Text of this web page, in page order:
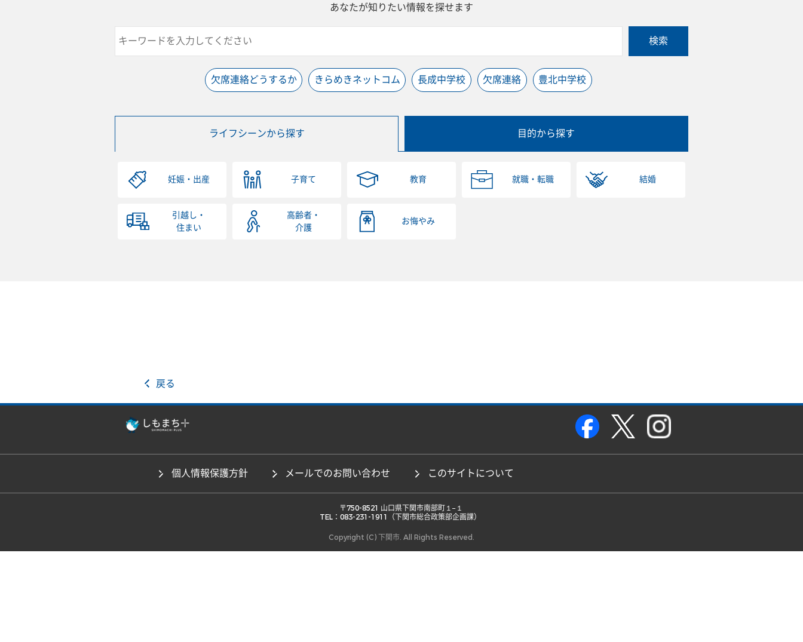
あなたが知りたい情報を探せます
検索
欠席連絡どうするか きらめきネットコム 長成中学校 欠席連絡 豊北中学校
ライフシーンから探す 目的から探す
妊娠・出産 子育て 教育 就職・転職 結婚
引越し・
住まい
高齢者・
介護
お悔やみ
戻る
個人情報保護方針 メールでのお問い合わせ このサイトについて
TEL：083-231-1911（下関市総合政策部企画課）
Copyright (C) 下関市. All Rights Reserved.